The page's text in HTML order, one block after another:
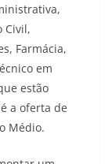
Civil,
Farmácia,
em
estão
a oferta de
Médio.